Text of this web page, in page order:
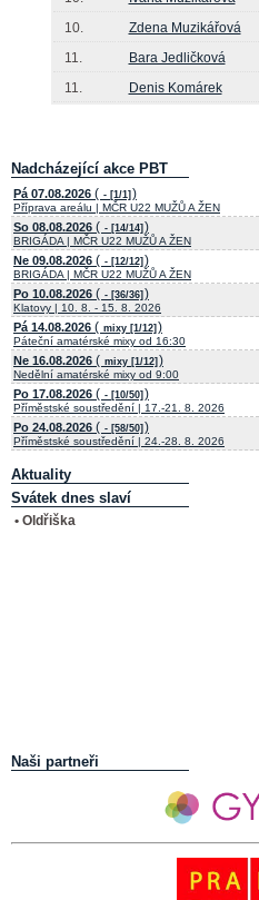
10.
Zdena Muzikářová
11.
Bara Jedličková
11.
Denis Komárek
Nadcházející akce PBT
Pá 07.08.2026 ( - [1/1] )
Příprava areálu | MČR U22 MUŽŮ A ŽEN
So 08.08.2026 ( - [14/14] )
BRIGÁDA | MČR U22 MUŽŮ A ŽEN
Ne 09.08.2026 ( - [12/12] )
BRIGÁDA | MČR U22 MUŽŮ A ŽEN
Po 10.08.2026 ( - [36/36] )
Klatovy | 10. 8. - 15. 8. 2026
Pá 14.08.2026 ( mixy [1/12] )
Páteční amatérské mixy od 16:30
Ne 16.08.2026 ( mixy [1/12] )
Nedělní amatérské mixy od 9:00
Po 17.08.2026 ( - [10/50] )
Příměstské soustředění | 17.-21. 8. 2026
Po 24.08.2026 ( - [58/50] )
Příměstské soustředění | 24.-28. 8. 2026
Aktuality
Svátek dnes slaví
• Oldřiška
Naši partneři